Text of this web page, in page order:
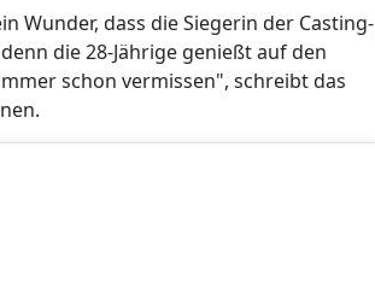
Wunder, dass die Siegerin der Casting-
die 28-Jährige genießt auf den
schon vermissen", schreibt das